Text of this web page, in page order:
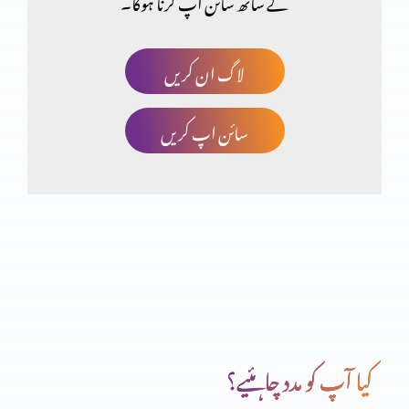
مسیح کے جی اٹھنے کی اہمیت
صلیب پر کفارہ
انبیاء و بزرگ – الیشع نبی
لاگ ان کریں
سائن اپ کریں
کیا آپ کو مدد چاہئیے؟